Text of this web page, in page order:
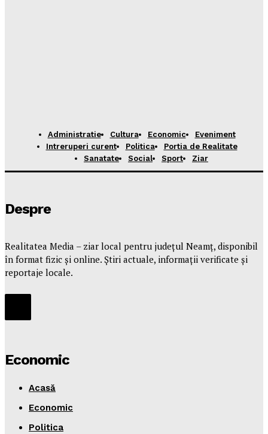
Administratie Cultura Economic
Eveniment
Intreruperi curent
Politica
Portia de Realitate
Sanatate
Social Sport Ziar
Despre
Realitatea Media – ziar local pentru județul Neamț, disponibil
în format fizic și online. Știri actuale, informații verificate și
reportaje locale.
Economic
Acasă
Economic
Politica